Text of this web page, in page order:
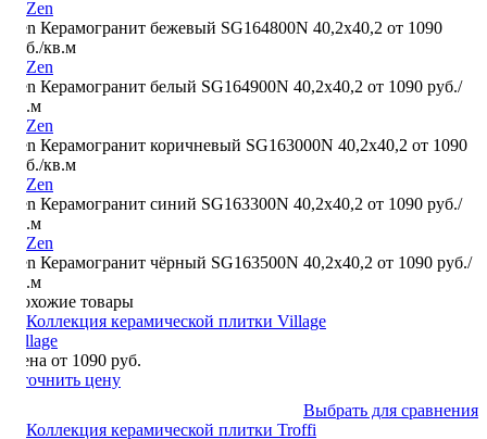
Zen Керамогранит бежевый SG164800N 40,2х40,2 от 1090
руб./кв.м
Zen Керамогранит белый SG164900N 40,2х40,2 от 1090 руб./
кв.м
Zen Керамогранит коричневый SG163000N 40,2х40,2 от 1090
руб./кв.м
Zen Керамогранит синий SG163300N 40,2х40,2 от 1090 руб./
кв.м
Zen Керамогранит чёрный SG163500N 40,2х40,2 от 1090 руб./
кв.м
Похожие товары
Village
Цена от 1090 руб.
Уточнить цену
Выбрать для сравнения